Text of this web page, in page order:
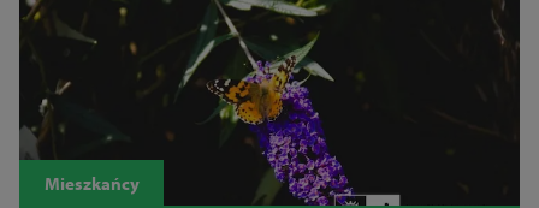
Mieszkańcy